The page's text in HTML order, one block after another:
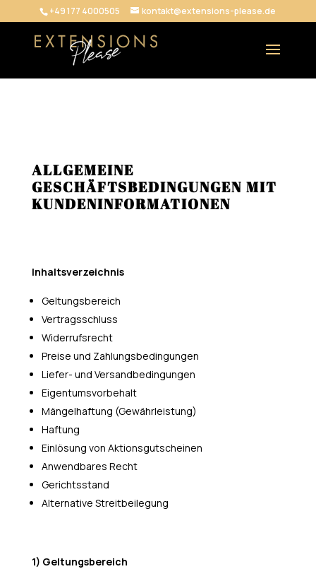
+49 177 4000505 kontakt@extensions-please.de
ALLGEMEINE
GESCHÄFTSBEDINGUNGEN MIT
KUNDENINFORMATIONEN
Inhaltsverzeichnis
Geltungsbereich
Vertragsschluss
Widerrufsrecht
Preise und Zahlungsbedingungen
Liefer- und Versandbedingungen
Eigentumsvorbehalt
Mängelhaftung (Gewährleistung)
Haftung
Einlösung von Aktionsgutscheinen
Anwendbares Recht
Gerichtsstand
Alternative Streitbeilegung
1) Geltungsbereich